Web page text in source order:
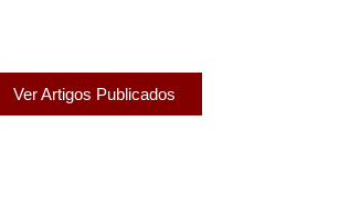
Ver Artigos Publicados